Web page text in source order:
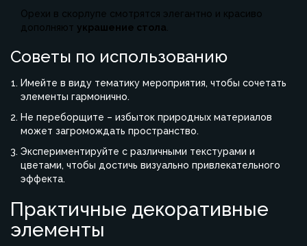
Орехи в скорлупе смотрятся элегантно и красиво
дополняют украшение стола.
Советы по использованию
Имейте в виду тематику мероприятия, чтобы сочетать
элементы гармонично.
Не переборщите – избыток природных материалов
может загромождать пространство.
Экспериментируйте с различными текстурами и
цветами, чтобы достичь визуально привлекательного
эффекта.
Практичные декоративные
элементы